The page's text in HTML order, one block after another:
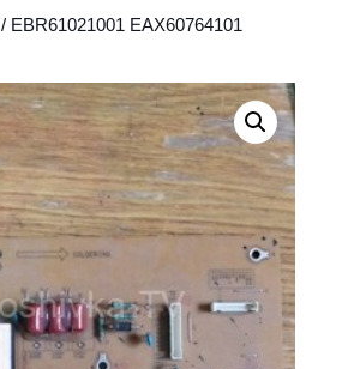
/ EBR61021001 EAX60764101